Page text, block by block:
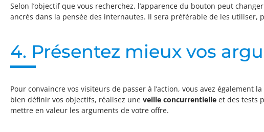
Selon l’objectif que vous recherchez, l’apparence du bouton peut
ancrés dans la pensée des internautes. Il sera préférable de les utiliser,
4. Présentez mieux vos
Pour convaincre vos visiteurs de passer à l’action, vous avez
bien définir vos objectifs, réalisez une veille concurrentielle et des tests
mettre en valeur les arguments de votre offre.